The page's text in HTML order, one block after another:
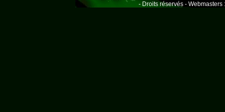
- Droits réservés - Webmasters